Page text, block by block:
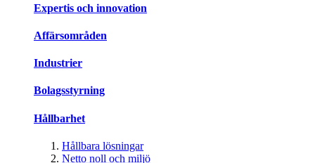
Expertis och innovation
Affärsområden
Industrier
Bolagsstyrning
Hållbarhet
Hållbara lösningar
Netto noll och miljö